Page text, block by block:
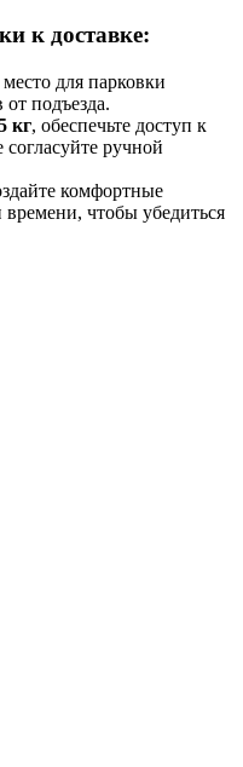
к доставке:
место для парковки
от подъезда.
кг, обеспечьте доступ к
ручной
комфортные
времени, чтобы убедиться